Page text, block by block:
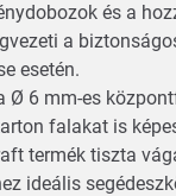
és a
a
esetén.
6 mm-es
falakat is
termék tiszta
ideális